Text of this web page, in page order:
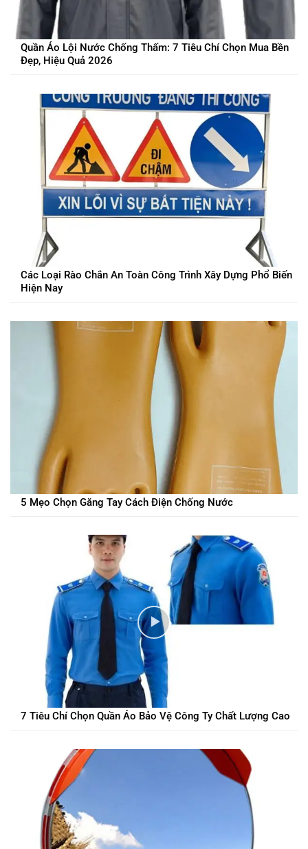
Quần Áo Lội Nước Chống Thấm: 7 Tiêu Chí Chọn Mua Bền
Đẹp, Hiệu Quả 2026
Các Loại Rào Chắn An Toàn Công Trình Xây Dựng Phổ Biến
Hiện Nay
5 Mẹo Chọn Găng Tay Cách Điện Chống Nước
7 Tiêu Chí Chọn Quần Áo Bảo Vệ Công Ty Chất Lượng Cao